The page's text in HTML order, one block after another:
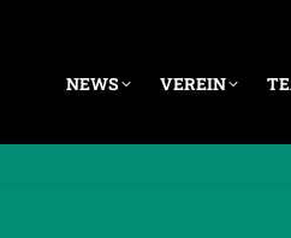
NEWS VEREIN